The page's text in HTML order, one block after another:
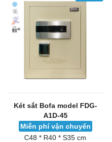
Két sắt Bofa model FDG-
A1D-45
Miễn phí vận chuyển
C48 * R40 * S35 cm